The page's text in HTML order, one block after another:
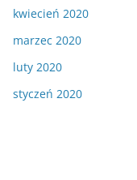
kwiecień 2020
marzec 2020
luty 2020
styczeń 2020